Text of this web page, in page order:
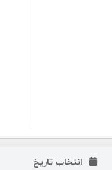
انتخاب تاریخ